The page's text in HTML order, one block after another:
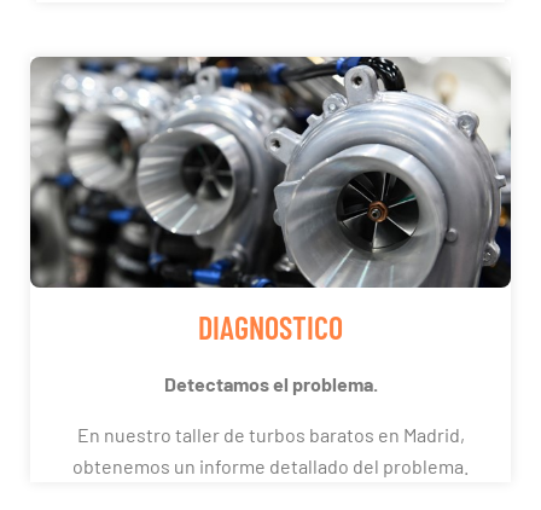
DIAGNOSTICO
Detectamos el problema.
En nuestro taller de turbos baratos en Madrid,
obtenemos un informe detallado del problema.